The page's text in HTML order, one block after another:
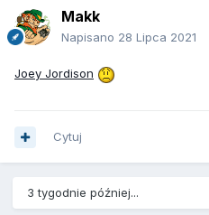
Makk
Napisano 28 Lipca 2021
Joey Jordison
Cytuj
3 tygodnie później...